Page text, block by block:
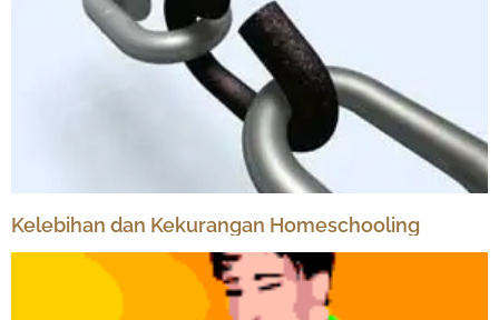
Kelebihan dan Kekurangan Homeschooling